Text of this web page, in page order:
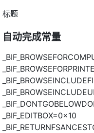
标题
自动完成常量
_BIF_EDITBOX=0x10